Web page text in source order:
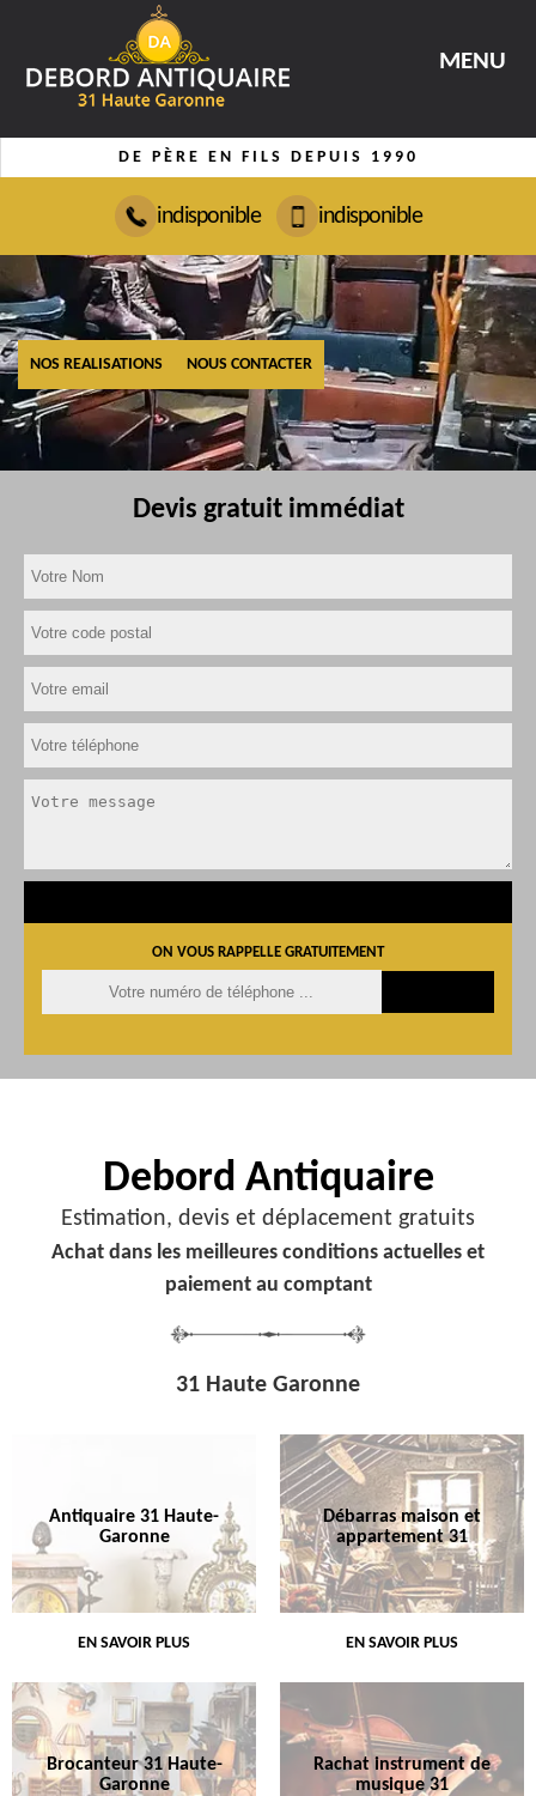
MENU
DE PÈRE EN FILS DEPUIS 1990
indisponible indisponible
NOS REALISATIONS NOUS CONTACTER
Devis gratuit immédiat
ON VOUS RAPPELLE GRATUITEMENT
Debord Antiquaire
Estimation, devis et déplacement gratuits
Achat dans les meilleures conditions actuelles et
paiement au comptant
31 Haute Garonne
Antiquaire 31 Haute-
Garonne
EN SAVOIR PLUS
Débarras maison et
appartement 31
EN SAVOIR PLUS
Brocanteur 31 Haute-
Garonne
Rachat instrument de
musique 31